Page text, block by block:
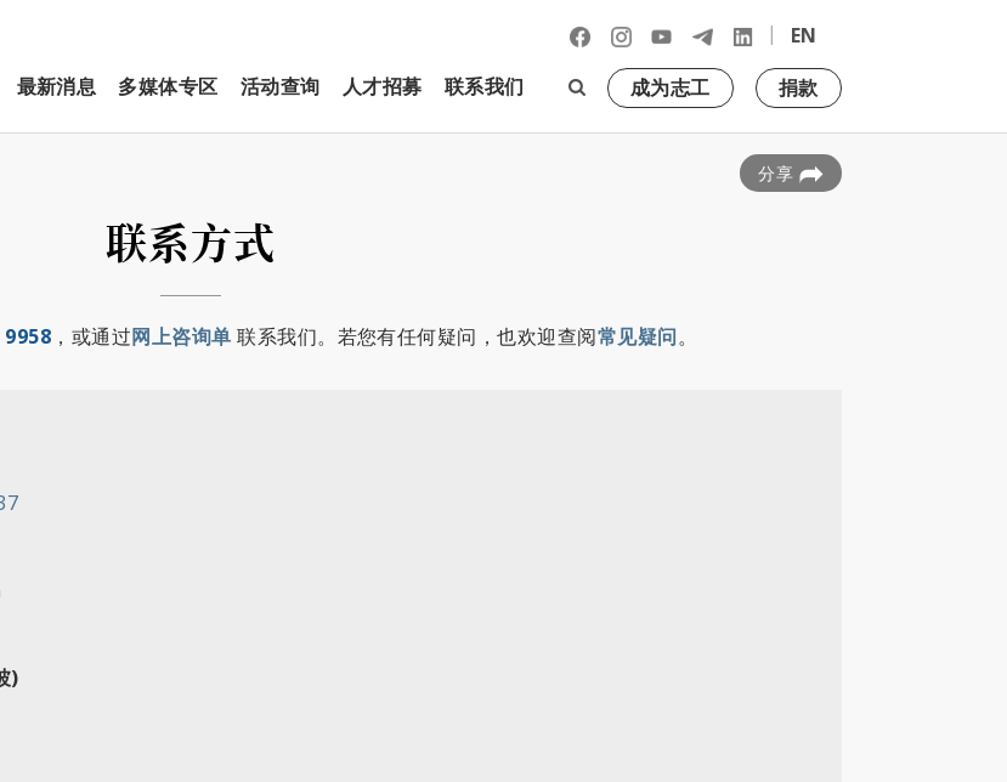
|
EN
最新消息 多媒体专区 活动查询 人才招募 联系我们 成为志工 捐款
分享
联系方式
，或通过网上咨询单 联系我们。若您有任何疑问，也欢迎查阅常见疑问。
)